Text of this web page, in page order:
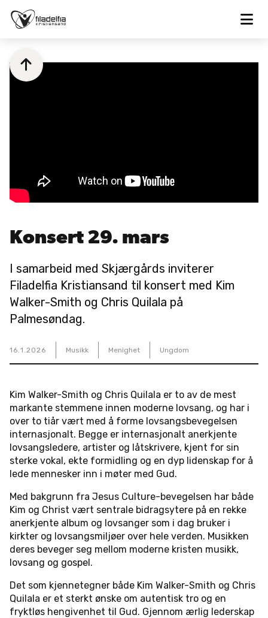


Konsert 29. mars
I samarbeid med Skjærgårds inviterer
Filadelfia Kristiansand til konsert med Kim
Walker-Smith og Chris Quilala på
Palmesøndag.
16.1 .2026 Musikk Menighet Ungdom
Kim Walker-Smith og Chris Quilala er to av de mest
markante stemmene innen moderne lovsang, og har i
over to tiår vært med å forme lovsangsbevegelsen
internasjonalt. Begge er internasjonalt anerkjente
lovsangsledere, artister og låtskrivere, kjent for sin
sterke vokal, ekte formidling og en dyp lidenskap for å
lede mennesker inn i møter med Gud.
Med bakgrunn fra Jesus Culture-bevegelsen har både
Kim og Christ vært sentrale bidragsytere på en rekke
anerkjente album og lovsanger som i dag bruker i
kirkter og lovsangsmiljøer over hele verden. Musikken
deres beveger seg mellom moderne kristen musikk,
lovsang og gospel.
Det som kjennetegner både Kim Walker-Smith og Chris
Quilala er et sterkt ønske om autentisk tro og en
fryktløs hengivenhet til Gud. Gjennom ærlig lederskap